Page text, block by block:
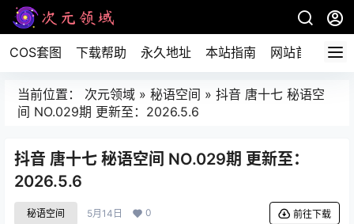
COS套图 下载帮助 永久地址 本站指南 网站首页
当前位置： 次元领域 » 秘语空间 » 抖音 唐十七 秘语空
间 NO.029期 更新至：2026.5.6
抖音 唐十七 秘语空间 NO.029期 更新至：
2026.5.6
秘语空间 5月14日 0 前往下载